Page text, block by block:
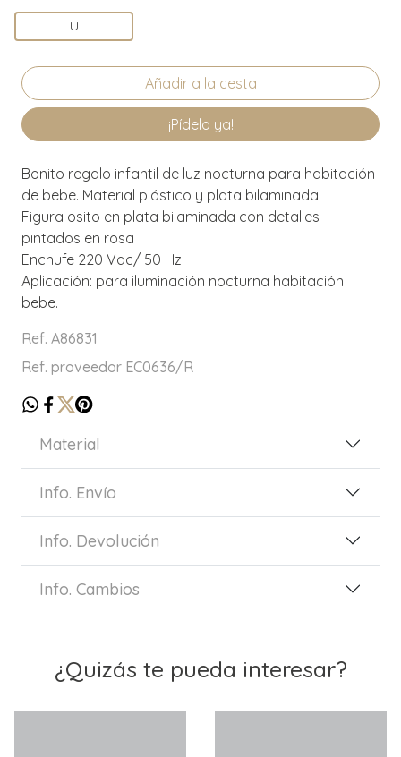
U
¡Pídelo ya!
Bonito regalo infantil de luz nocturna para habitación
de bebe. Material plástico y plata bilaminada
Figura osito en plata bilaminada con detalles
pintados en rosa
Enchufe 220 Vac/ 50 Hz
Aplicación: para iluminación nocturna habitación
bebe.
Ref. A86831
Ref. proveedor EC0636/R
Material
Info. Envío
Info. Devolución
Info. Cambios
¿Quizás te pueda interesar?